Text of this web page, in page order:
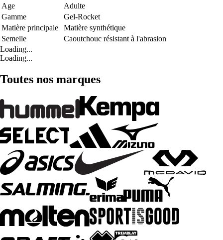
Age
Adulte
Gamme
Gel-Rocket
Matière principale
Matière synthétique
Semelle
Caoutchouc résistant à l'abrasion
Loading...
Loading...
Toutes nos marques